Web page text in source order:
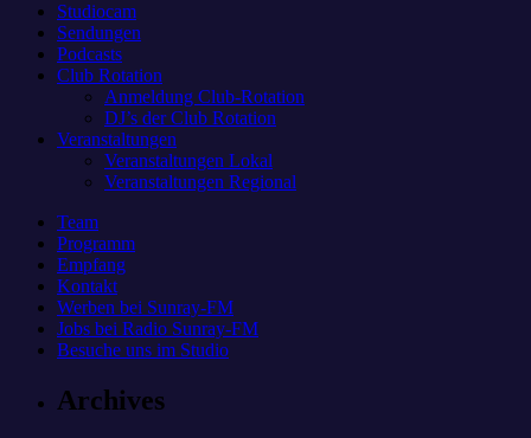
Studiocam
Sendungen
Podcasts
Club Rotation
Anmeldung Club-Rotation
DJ’s der Club Rotation
Veranstaltungen
Veranstaltungen Lokal
Veranstaltungen Regional
Team
Programm
Empfang
Kontakt
Werben bei Sunray-FM
Jobs bei Radio Sunray-FM
Besuche uns im Studio
Archives